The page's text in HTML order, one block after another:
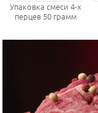
Упаковка смеси 4-х
перцев 50 грамм